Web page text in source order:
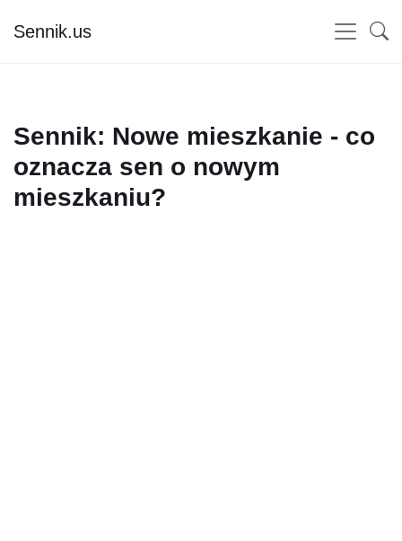
Sennik.us
Sennik: Nowe mieszkanie - co
oznacza sen o nowym
mieszkaniu?